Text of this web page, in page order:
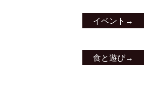
イベント →
食と遊び→